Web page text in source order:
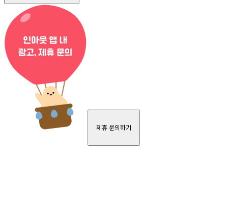
제휴 문의하기